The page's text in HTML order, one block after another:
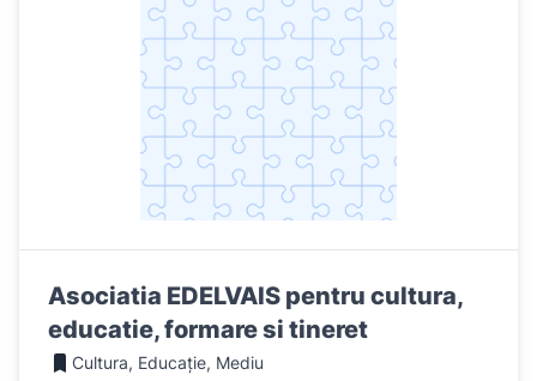
Asociatia EDELVAIS pentru cultura,
educatie, formare si tineret
Cultura, Educație, Mediu